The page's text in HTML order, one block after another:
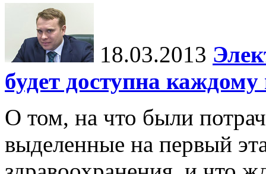
18.03.2013
будет доступна каждому
О том, на что были
выделенные на первый